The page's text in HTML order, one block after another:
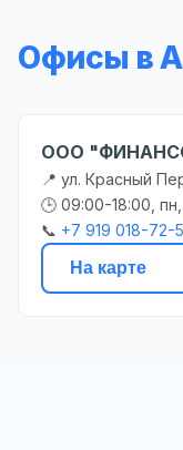
Офисы в
ООО
📍 ул. Красный
🕒 09:00-18:00,
📞 +7 919 018-72-
На карте